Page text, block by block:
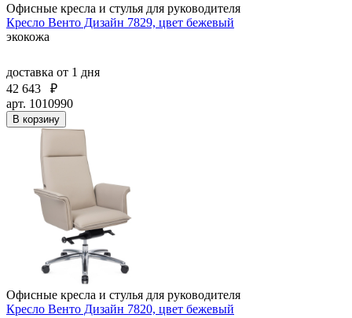
Офисные кресла и стулья для руководителя
Кресло Венто Дизайн 7829, цвет бежевый
экокожа
доставка от 1 дня
42 643
₽
арт. 1010990
В корзину
Офисные кресла и стулья для руководителя
Кресло Венто Дизайн 7820, цвет бежевый